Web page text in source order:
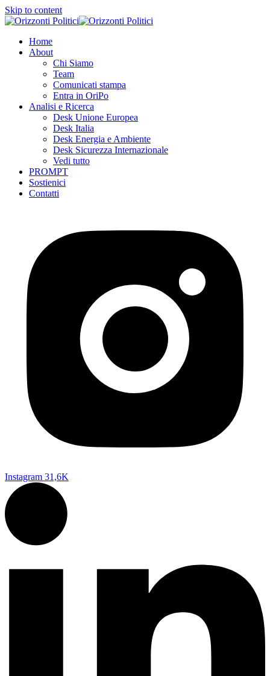
Skip to content
Home
About
Chi Siamo
Team
Comunicati stampa
Entra in OriPo
Analisi e Ricerca
Desk Unione Europea
Desk Italia
Desk Energia e Ambiente
Desk Sicurezza Internazionale
Vedi tutto
PROMPT
Sostienici
Contatti
Instagram 31,6K